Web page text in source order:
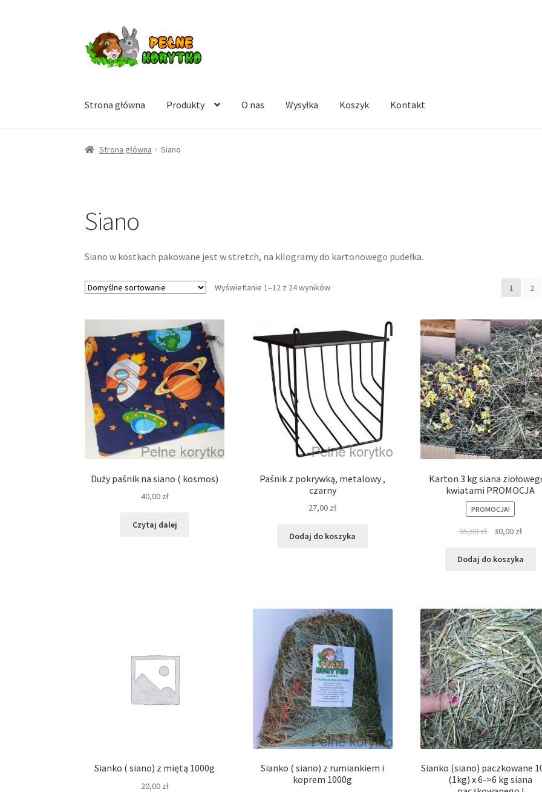
Przejdź
do
nawigacji
Przejdź
do
treści
Strona główna Produkty O nas Wysyłka Koszyk Kontakt
Strona główna Siano
Siano
Siano w kostkach pakowane jest w stretch, na kilogramy do kartonowego pudełka.
Wyświetlanie 1–12 z 24 wyników 1 2
Duży paśnik na siano ( kosmos)
40,00 zł
Czytaj dalej
Paśnik z pokrywką, metalowy ,
czarny
27,00 zł
Dodaj do koszyka
Karton 3 kg siana
kwiatami PROMOCJA
PROMOCJA!
35,00zł 30,00 zł
Dodaj do koszyka
Sianko ( siano) z miętą 1000g
20,00 zł
Sianko ( siano) z rumiankiem i
koprem 1000g
Sianko (siano) paczkowane
(1kg) x 6->6 kg siana